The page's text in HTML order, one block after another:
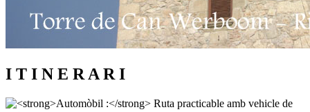
I T I N E R A R I